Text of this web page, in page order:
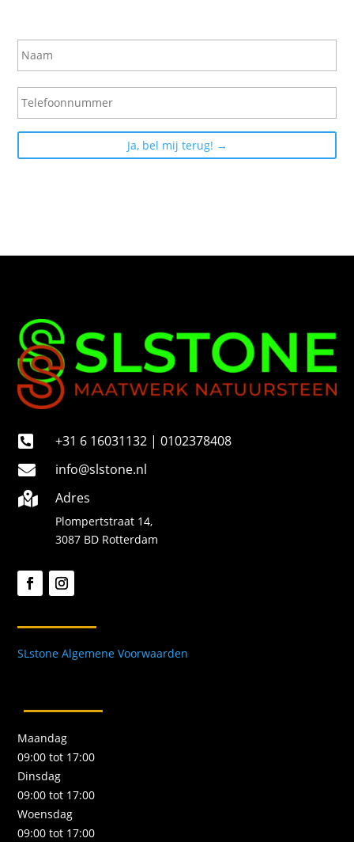
N
a
T
e
o
e

+31 6 16031132 | 0102378408

info@slstone.nl

Adres
Plompertstraat 14,
3087 BD Rotterdam
SLstone Algemene Voorwaarden
Maandag
09:00 tot 17:00
Dinsdag
09:00 tot 17:00
Woensdag
09:00 tot 17:00